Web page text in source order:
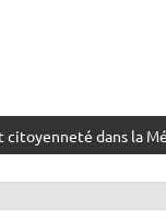
citoyenneté dans la